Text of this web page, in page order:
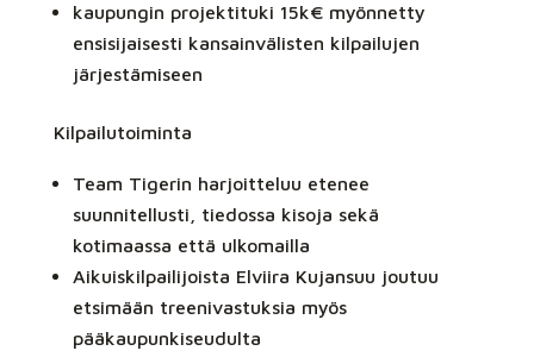
kaupungin projektituki 15k€ myönnetty
ensisijaisesti kansainvälisten kilpailujen
järjestämiseen
Kilpailutoiminta
Team Tigerin harjoitteluu etenee
suunnitellusti, tiedossa kisoja sekä
kotimaassa että ulkomailla
Aikuiskilpailijoista Elviira Kujansuu joutuu
etsimään treenivastuksia myös
pääkaupunkiseudulta